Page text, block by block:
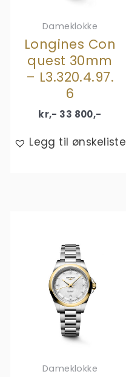
Dameklokke
Longines Con
quest 30mm
– L3.320.4.97.
6
kr,- 33 800,-
Legg til ønskeliste
Dameklokke